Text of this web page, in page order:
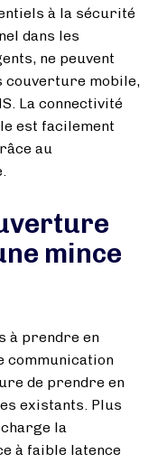
à la sécurité
dans les
ne peuvent
couverture mobile,
La connectivité
est facilement
au
mince
à prendre en
communication
de prendre en
existants. Plus
la
à faible latence